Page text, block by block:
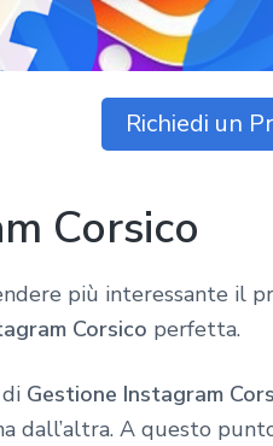
Richiedi un
Corsico
più interessante il
Corsico perfetta.
Gestione Instagram
dall’altra. A questo